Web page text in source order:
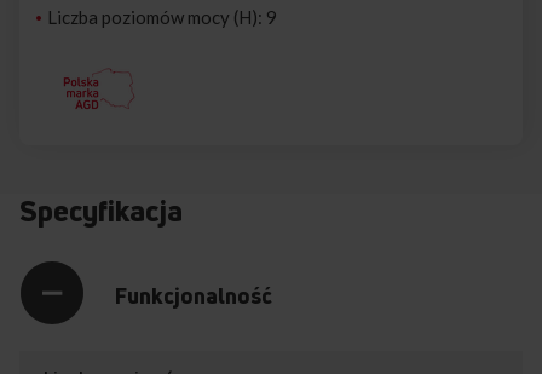
Liczba poziomów mocy (H): 9
Specyfikacja
Funkcjonalność